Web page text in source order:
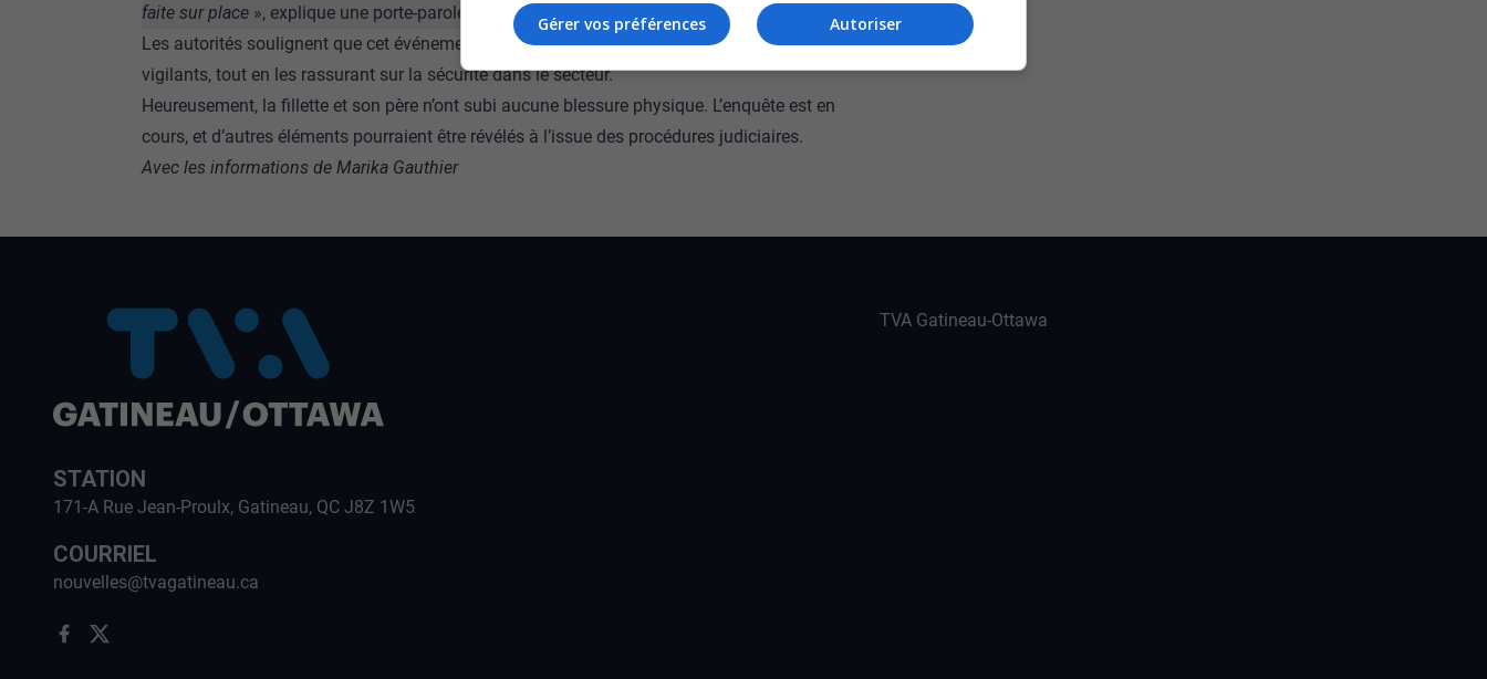
faite sur place », explique une porte-parole de la police.
Les autorités soulignent que cet événement est isolé et appellent les citoyens à rester
vigilants, tout en les rassurant sur la sécurité dans le secteur.
Heureusement, la fillette et son père n’ont subi aucune blessure physique. L’enquête est en
cours, et d’autres éléments pourraient être révélés à l’issue des procédures judiciaires.
Avec les informations de Marika Gauthier
STATION
171-A Rue Jean-Proulx, Gatineau, QC J8Z 1W5
COURRIEL
nouvelles@tvagatineau.ca
TVA Gatineau-Ottawa
Autoriser
Gérer vos préférences